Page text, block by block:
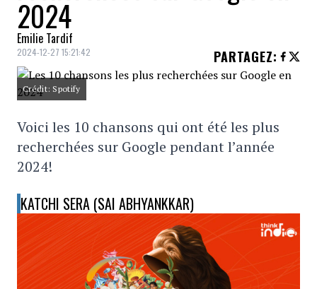
2024
Emilie Tardif
2024-12-27 15:21:42 PARTAGEZ:
Crédit: Spotify
Voici les 10 chansons qui ont été les plus
recherchées sur Google pendant l’année
2024!
KATCHI SERA (SAI ABHYANKKAR)